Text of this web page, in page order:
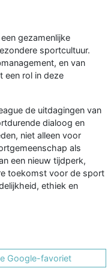
gezamenlijke
sportcultuur.
en van
een rol in deze
de uitdagingen van
dialoog en
niet alleen voor
als
een nieuw tijdperk,
toekomst voor de sport
ethiek en
Google-favoriet